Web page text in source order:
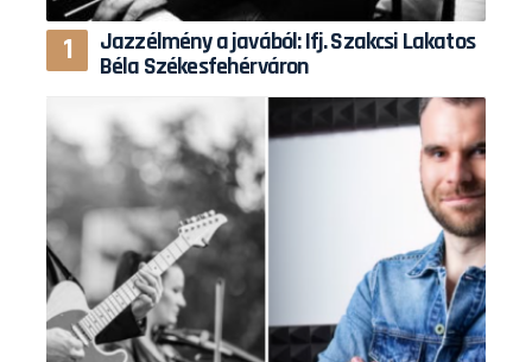
Jazzélmény a javából: Ifj. Szakcsi Lakatos
Béla Székesfehérváron